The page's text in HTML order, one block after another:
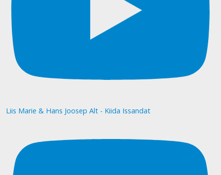
Liis Marie & Hans Joosep Alt - Kiida Issandat